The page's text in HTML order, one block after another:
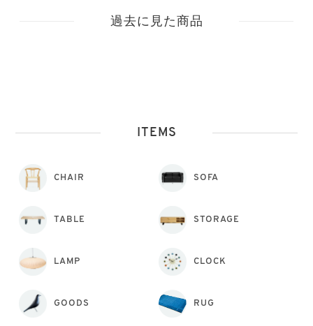
過去に見た商品
ITEMS
CHAIR SOFA
TABLE STORAGE
LAMP CLOCK
GOODS RUG